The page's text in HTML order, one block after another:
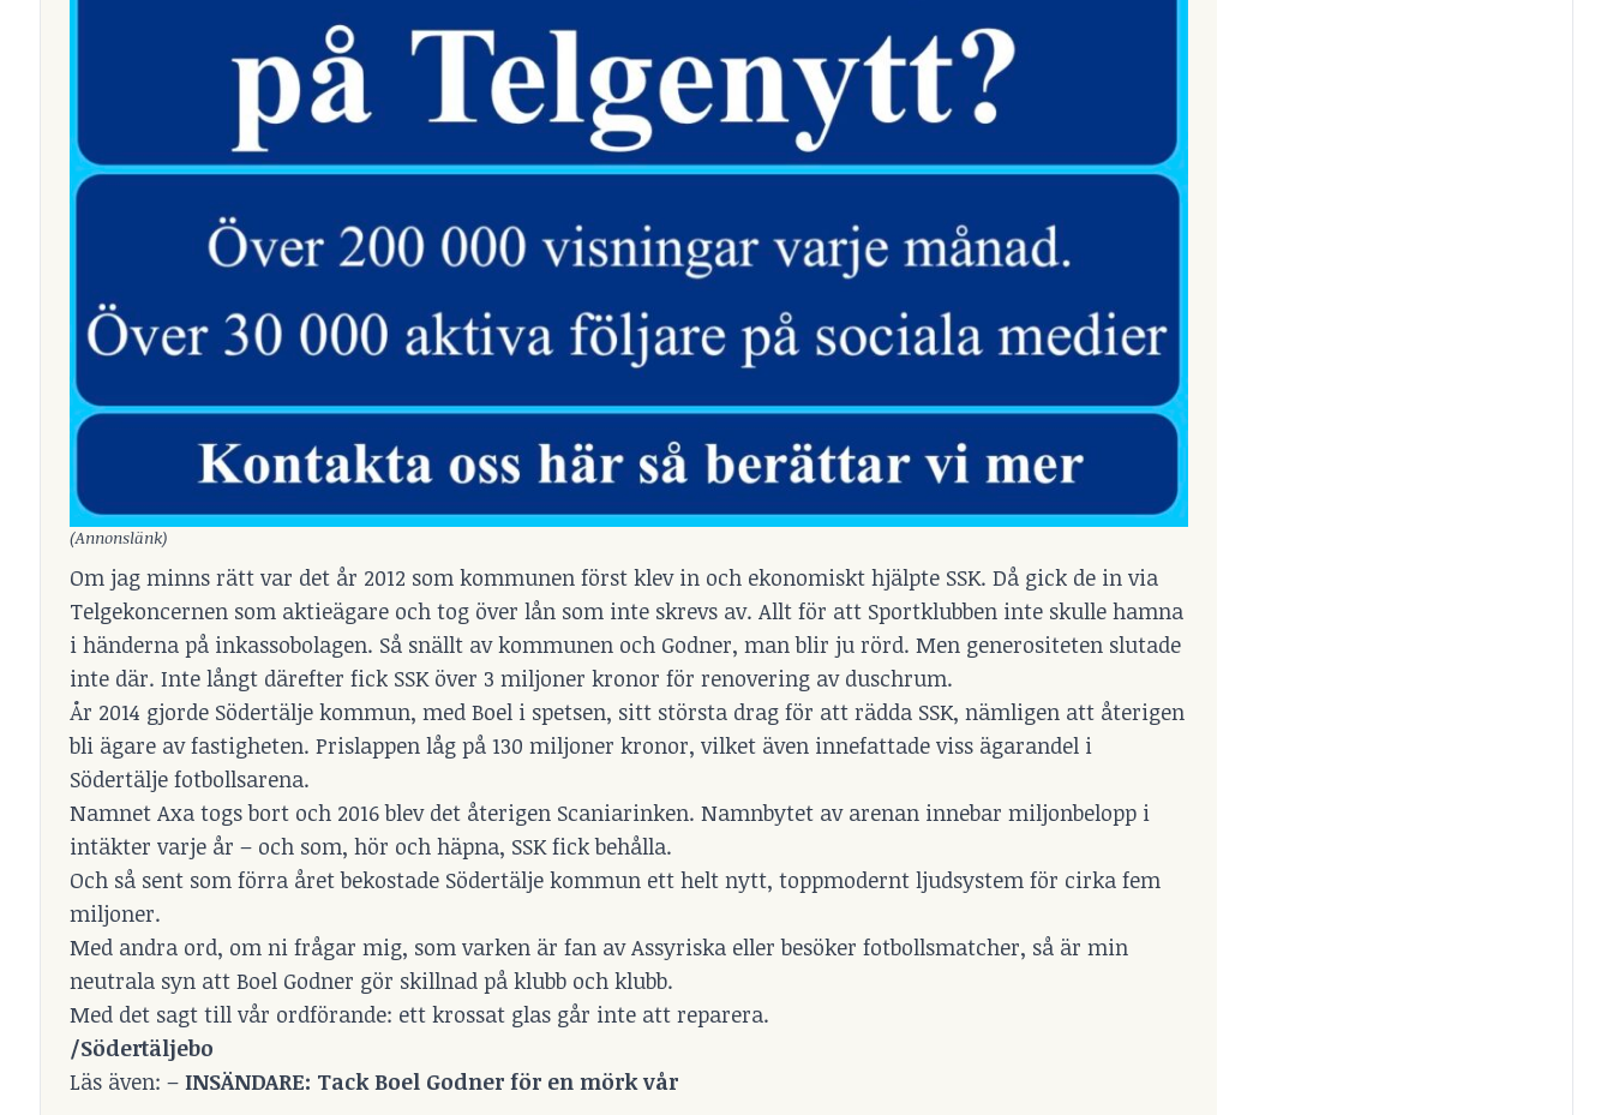
(Annonslänk)
Om jag minns rätt var det år 2012 som kommunen först klev in och ekonomiskt hjälpte SSK. Då gick de in via
Telgekoncernen som aktieägare och tog över lån som inte skrevs av. Allt för att Sportklubben inte skulle hamna
i händerna på inkassobolagen. Så snällt av kommunen och Godner, man blir ju rörd. Men generositeten slutade
inte där. Inte långt därefter fick SSK över 3 miljoner kronor för renovering av duschrum.
År 2014 gjorde Södertälje kommun, med Boel i spetsen, sitt största drag för att rädda SSK, nämligen att återigen
bli ägare av fastigheten. Prislappen låg på 130 miljoner kronor, vilket även innefattade viss ägarandel i
Södertälje fotbollsarena.
Namnet Axa togs bort och 2016 blev det återigen Scaniarinken. Namnbytet av arenan innebar miljonbelopp i
intäkter varje år – och som, hör och häpna, SSK fick behålla.
Och så sent som förra året bekostade Södertälje kommun ett helt nytt, toppmodernt ljudsystem för cirka fem
miljoner.
Med andra ord, om ni frågar mig, som varken är fan av Assyriska eller besöker fotbollsmatcher, så är min
neutrala syn att Boel Godner gör skillnad på klubb och klubb.
Med det sagt till vår ordförande: ett krossat glas går inte att reparera.
/Södertäljebo
Läs även: – INSÄNDARE: Tack Boel Godner för en mörk vår